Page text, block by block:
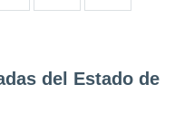
del Estado de